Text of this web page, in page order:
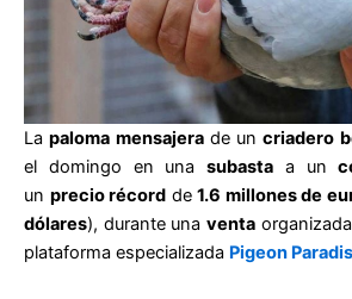
Lapaloma mensajerade uncriadero
el domingo en unasubasta a un
un precio récord de 1.6 millones de
dólares), durante una venta
plataforma especializada Pigeon